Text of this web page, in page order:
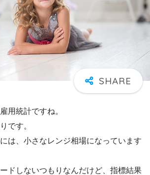
用統計ですね。
です。
は、小さなレンジ相場になっています
ドしないつもりなんだけど、指標結果